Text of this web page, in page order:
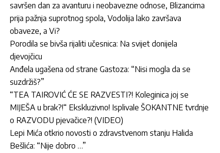
savršen dan za avanturu i neobavezne odnose, Blizancima
prija pažnja suprotnog spola, Vodolija lako završava
obaveze, a Vi?
Porodila se bivša rijaliti učesnica: Na svijet donijela
djevojčicu
Anđela ugašena od strane Gastoza: “Nisi mogla da se
suzdržiš?”
“TEA TAIROVIĆ ĆE SE RAZVESTI?! Koleginica joj se
MIJEŠA u brak?!“ Ekskluzivno! Isplivale ŠOKANTNE tvrdnje
o RAZVODU pjevačice?! (VIDEO)
Lepi Mića otkrio novosti o zdravstvenom stanju Halida
Bešlića: “Nije dobro …”